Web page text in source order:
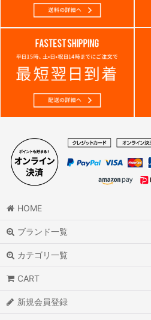
HOME
ブランド一覧
カテゴリ一覧
CART
新規会員登録